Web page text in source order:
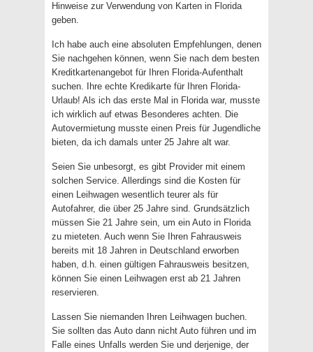
Hinweise zur Verwendung von Karten in Florida
geben.
Ich habe auch eine absoluten Empfehlungen, denen
Sie nachgehen können, wenn Sie nach dem besten
Kreditkartenangebot für Ihren Florida-Aufenthalt
suchen. Ihre echte Kredikarte für Ihren Florida-
Urlaub! Als ich das erste Mal in Florida war, musste
ich wirklich auf etwas Besonderes achten. Die
Autovermietung musste einen Preis für Jugendliche
bieten, da ich damals unter 25 Jahre alt war.
Seien Sie unbesorgt, es gibt Provider mit einem
solchen Service. Allerdings sind die Kosten für
einen Leihwagen wesentlich teurer als für
Autofahrer, die über 25 Jahre sind. Grundsätzlich
müssen Sie 21 Jahre sein, um ein Auto in Florida
zu mieteten. Auch wenn Sie Ihren Fahrausweis
bereits mit 18 Jahren in Deutschland erworben
haben, d.h. einen gültigen Fahrausweis besitzen,
können Sie einen Leihwagen erst ab 21 Jahren
reservieren.
Lassen Sie niemanden Ihren Leihwagen buchen.
Sie sollten das Auto dann nicht Auto führen und im
Falle eines Unfalls werden Sie und derjenige, der